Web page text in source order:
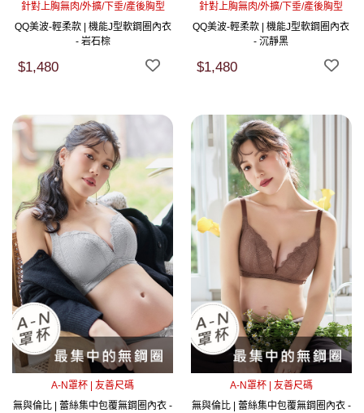
針對上胸無肉/外擴/下垂/產後胸型
QQ美波-輕柔款 | 機能J型軟鋼圈內衣
- 岩石棕
$1,480
針對上胸無肉/外擴/下垂/產後胸型
QQ美波-輕柔款 | 機能J型軟鋼圈內衣
- 沉靜黑
$1,480
A-N罩杯 | 友善尺碼
無與倫比 | 蕾絲集中包覆無鋼圈內衣 -
A-N罩杯 | 友善尺碼
無與倫比 | 蕾絲集中包覆無鋼圈內衣 -